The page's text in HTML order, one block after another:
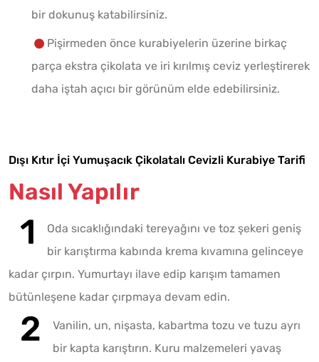
bir dokunuş katabilirsiniz.
Pişirmeden önce kurabiyelerin üzerine birkaç
parça ekstra çikolata ve iri kırılmış ceviz yerleştirerek
daha iştah açıcı bir görünüm elde edebilirsiniz.
Dışı Kıtır İçi Yumuşacık Çikolatalı Cevizli Kurabiye Tarifi
Nasıl Yapılır
Oda sıcaklığındaki tereyağını ve toz şekeri geniş
bir karıştırma kabında krema kıvamına gelinceye
kadar çırpın. Yumurtayı ilave edip karışım tamamen
bütünleşene kadar çırpmaya devam edin.
Vanilin, un, nişasta, kabartma tozu ve tuzu ayrı
bir kapta karıştırın. Kuru malzemeleri yavaş